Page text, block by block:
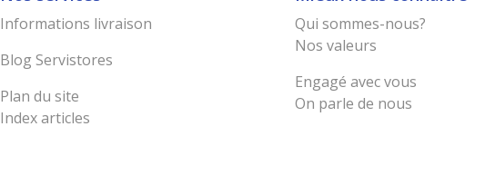
Informations livraison
Blog Servistores
Plan du site
Index articles
Qui sommes-nous?
Nos valeurs
Engagé avec vous
On parle de nous